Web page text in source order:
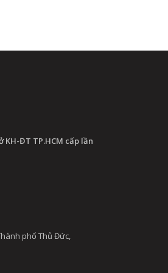
KH-ĐT TP.HCM cấp lần
phố Thủ Đức,